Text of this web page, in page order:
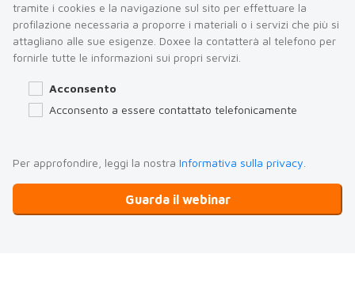
tramite i cookies e la navigazione sul sito per effettuare la
profilazione necessaria a proporre i materiali o i servizi che più si
attagliano alle sue esigenze. Doxee la contatterà al telefono per
fornirle tutte le informazioni sui propri servizi.
Acconsento
Acconsento a essere contattato telefonicamente
Per approfondire, leggi la nostra Informativa sulla privacy